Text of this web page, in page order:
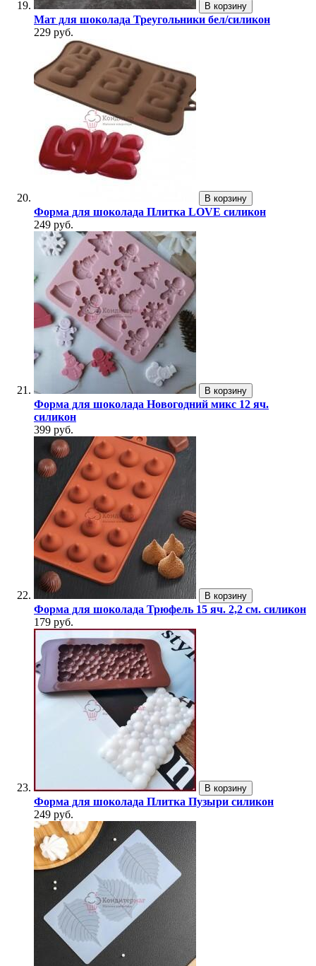
В корзину
Мат для шоколада Треугольники бел/силикон
229 руб.
В корзину
Форма для шоколада Плитка LOVE силикон
249 руб.
В корзину
Форма для шоколада Новогодний микс 12 яч.
силикон
399 руб.
В корзину
Форма для шоколада Трюфель 15 яч. 2,2 см. силикон
179 руб.
В корзину
Форма для шоколада Плитка Пузыри силикон
249 руб.